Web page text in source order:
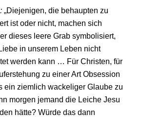
„Diejenigen, die behaupten zu
ist oder nicht, machen sich
dieses leere Grab symbolisiert,
in unserem Leben nicht
werden kann … Für Christen, für
zu einer Art Obsession
ein ziemlich wackeliger Glaube zu
morgen jemand die Leiche Jesu
hätte? Würde das dann